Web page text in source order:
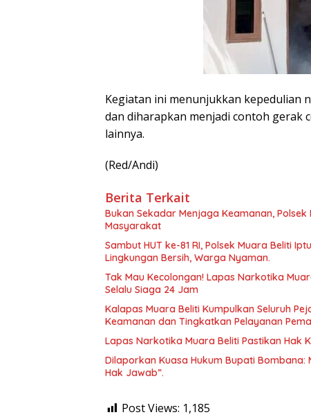
Kegiatan ini menunjukkan kepedulian
dan diharapkan menjadi contoh gerak
lainnya.
(Red/Andi)
Berita Terkait
Bukan Sekadar Menjaga Keamanan,
Masyarakat
Sambut HUT ke-81 RI, Polsek Muara Beliti
Lingkungan Bersih, Warga Nyaman.
Tak Mau Kecolongan! Lapas Narkotika
Selalu Siaga 24 Jam
Kalapas Muara Beliti Kumpulkan Seluruh
Keamanan dan Tingkatkan Pelayanan
Lapas Narkotika Muara Beliti Pastikan Hak
Dilaporkan Kuasa Hukum Bupati Bombana:
Hak Jawab”.
Post Views: 1,185